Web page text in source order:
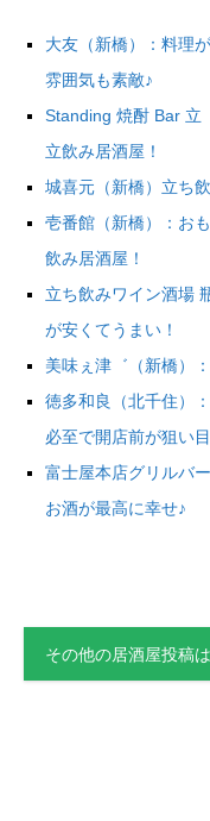
大友（新橋）：料理
雰囲気も素敵♪
Standing 焼酎 Bar 立
立飲み居酒屋！
城喜元（新橋）立ち
壱番館（新橋）：お
飲み居酒屋！
立ち飲みワイン酒場
が安くてうまい！
美味ぇ津゛（新橋）
徳多和良（北千住）
必至で開店前が狙い
富士屋本店グリルバ
お酒が最高に幸せ♪
その他の居酒屋投稿